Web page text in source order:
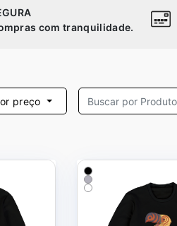
com tranquilidade.
preço